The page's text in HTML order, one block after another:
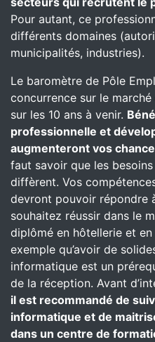
Pour autant, ce
différents domaines
municipalités, industries).
Le baromètre de Pôle
concurrence sur le
sur les 10 ans à venir.
professionnelle et
augmenteront vos
faut savoir que les
diffèrent. Vos
devront pouvoir répondre
souhaitez réussir dans le
diplômé en hôtellerie et
exemple qu’avoir de
informatique est un
de la réception. Avant
il est recommandé de
informatique et de
dans un centre de